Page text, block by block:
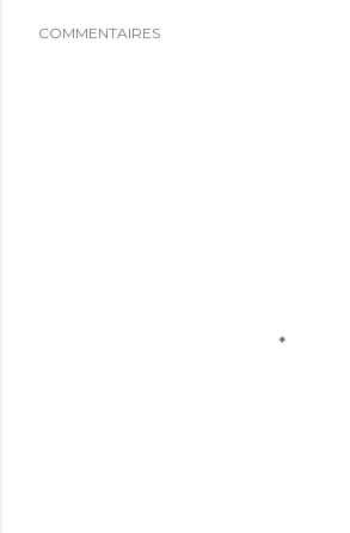
COMMENTAIRES